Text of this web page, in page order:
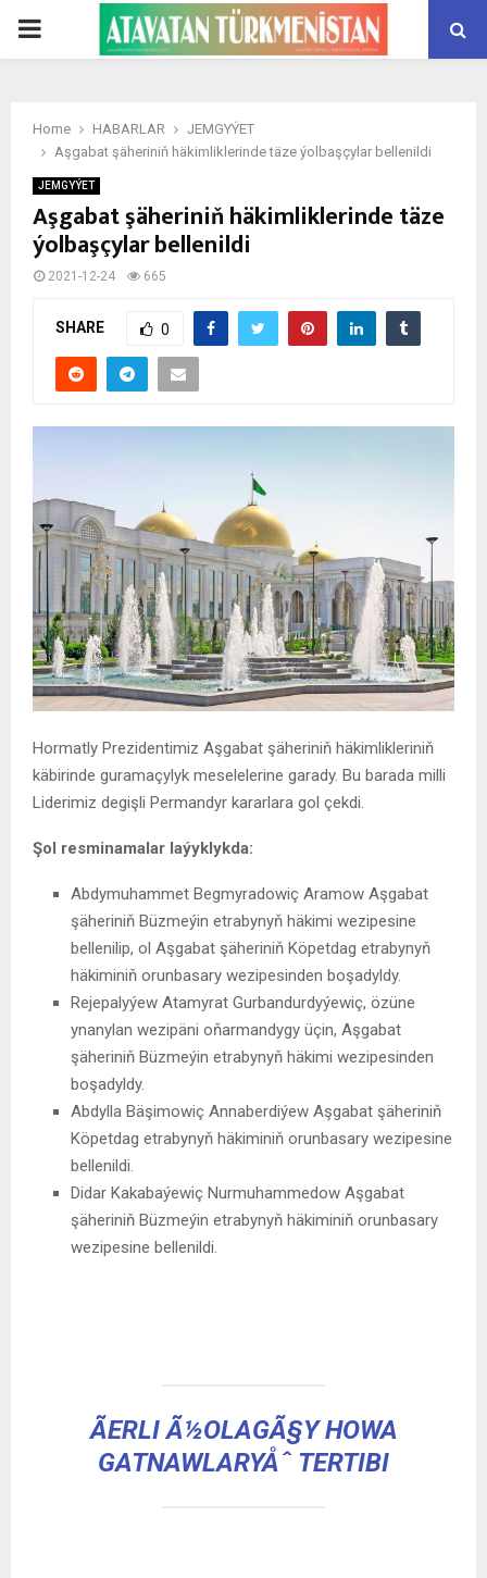
PRIMARY
Home HABARLAR
JEMGYÝET
Aşgabat şäheriniň häkimliklerinde täze ýolbaşçylar bellenildi
JEMGYÝET
Aşgabat şäheriniň häkimliklerinde täze
ýolbaşçylar bellenildi
2021-12-24 665
SHARE 0
Hormatly Prezidentimiz Aşgabat şäheriniň häkimlikleriniň
käbirinde guramaçylyk meselelerine garady. Bu barada milli
Liderimiz degişli Permandyr kararlara gol çekdi.
Şol resminamalar laýyklykda:
Abdymuhammet Begmyradowiç Aramow Aşgabat
şäheriniň Büzmeýin etrabynyň häkimi wezipesine
bellenilip, ol Aşgabat şäheriniň Köpetdag etrabynyň
häkiminiň orunbasary wezipesinden boşadyldy.
Rejepalyýew Atamyrat Gurbandurdyýewiç, özüne
ynanylan wezipäni oňarmandygy üçin, Aşgabat
şäheriniň Büzmeýin etrabynyň häkimi wezipesinden
boşadyldy.
Abdylla Bäşimowiç Annaberdiýew Aşgabat şäheriniň
Köpetdag etrabynyň häkiminiň orunbasary wezipesine
bellenildi.
Didar Kakabaýewiç Nurmuhammedow Aşgabat
şäheriniň Büzmeýin etrabynyň häkiminiň orunbasary
wezipesine bellenildi.
ÃERLI Ã½OLAGÃ§Y HOWA
GATNAWLARYÅˆ TERTIBI